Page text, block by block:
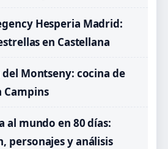
Hesperia Madrid:
en Castellana
del Montseny: cocina de
Campins
al mundo en 80 días:
personajes y análisis